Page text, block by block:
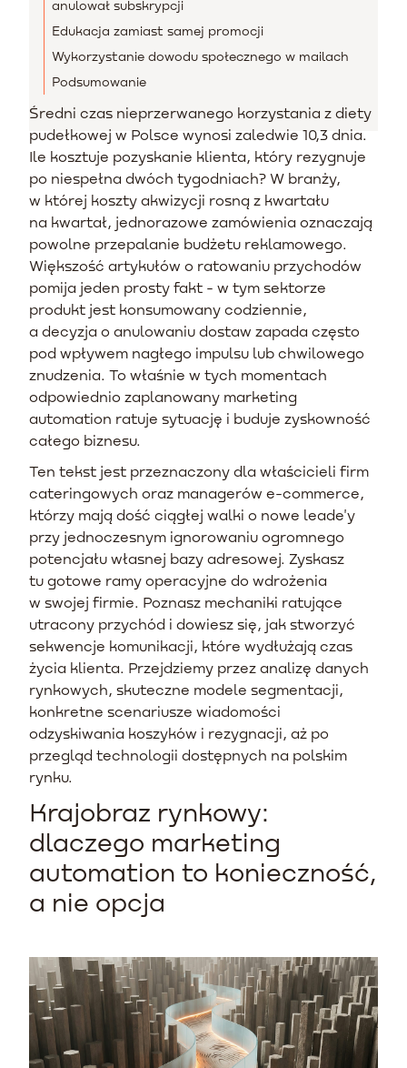
anulował subskrypcji
Edukacja zamiast samej promocji
Wykorzystanie dowodu społecznego w mailach
Podsumowanie
Średni czas nieprzerwanego korzystania z diety
pudełkowej w Polsce wynosi zaledwie 10,3 dnia.
Ile kosztuje pozyskanie klienta, który rezygnuje
po niespełna dwóch tygodniach? W branży,
w której koszty akwizycji rosną z kwartału
na kwartał, jednorazowe zamówienia oznaczają
powolne przepalanie budżetu reklamowego.
Większość artykułów o ratowaniu przychodów
pomija jeden prosty fakt - w tym sektorze
produkt jest konsumowany codziennie,
a decyzja o anulowaniu dostaw zapada często
pod wpływem nagłego impulsu lub chwilowego
znudzenia. To właśnie w tych momentach
odpowiednio zaplanowany marketing
automation ratuje sytuację i buduje zyskowność
całego biznesu.
Ten tekst jest przeznaczony dla właścicieli firm
cateringowych oraz managerów e-commerce,
którzy mają dość ciągłej walki o nowe leade'y
przy jednoczesnym ignorowaniu ogromnego
potencjału własnej bazy adresowej. Zyskasz
tu gotowe ramy operacyjne do wdrożenia
w swojej firmie. Poznasz mechaniki ratujące
utracony przychód i dowiesz się, jak stworzyć
sekwencje komunikacji, które wydłużają czas
życia klienta. Przejdziemy przez analizę danych
rynkowych, skuteczne modele segmentacji,
konkretne scenariusze wiadomości
odzyskiwania koszyków i rezygnacji, aż po
przegląd technologii dostępnych na polskim
rynku.
Krajobraz rynkowy:
dlaczego marketing
automation to konieczność,
a nie opcja